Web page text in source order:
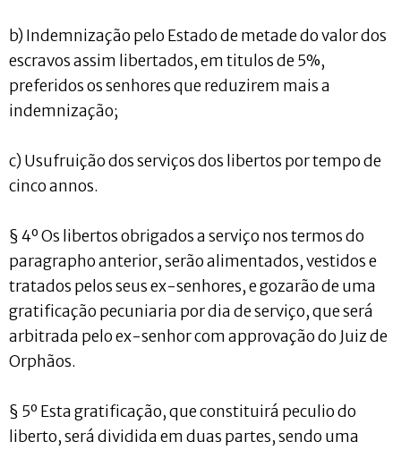
b) Indemnização pelo Estado de metade do valor dos
escravos assim libertados, em titulos de 5%,
preferidos os senhores que reduzirem mais a
indemnização;
c) Usufruição dos serviços dos libertos por tempo de
cinco annos.
§ 4º Os libertos obrigados a serviço nos termos do
paragrapho anterior, serão alimentados, vestidos e
tratados pelos seus ex-senhores, e gozarão de uma
gratificação pecuniaria por dia de serviço, que será
arbitrada pelo ex-senhor com approvação do Juiz de
Orphãos.
§ 5º Esta gratificação, que constituirá peculio do
liberto, será dividida em duas partes, sendo uma